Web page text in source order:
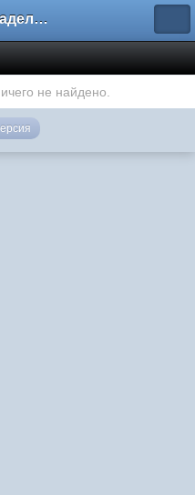
Форум владельцев интернет-магазинов
не найдено.